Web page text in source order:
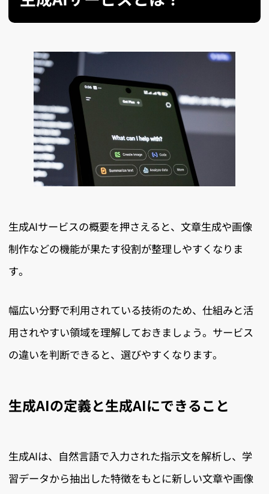
生成AIサービスの概要を押さえると、文章生成や画像
制作などの機能が果たす役割が整理しやすくなりま
す。
幅広い分野で利用されている技術のため、仕組みと活
用されやすい領域を理解しておきましょう。サービス
の違いを判断できると、選びやすくなります。
生成AIの定義と生成AIにできること
生成AIは、自然言語で入力された指示文を解析し、学
習データから抽出した特徴をもとに新しい文章や画像